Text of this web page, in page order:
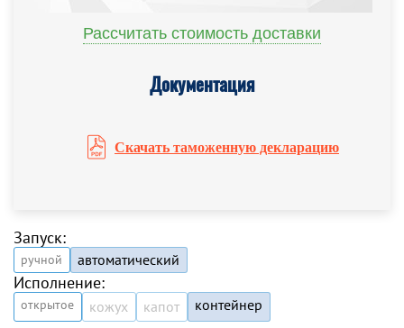
Рассчитать стоимость доставки
Документация
Скачать таможенную декларацию
Запуск:
ручной автоматический
Исполнение:
открытое кожух капот контейнер